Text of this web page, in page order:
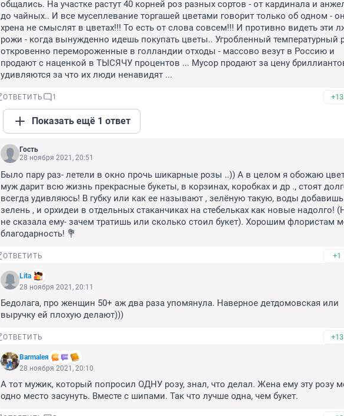
общались. На участке растут 40 корней роз разных сортов - от кардинала и
до чайных.. И все мусеплевание торгашей цветами говорит только об одном -
хрена не смыслят в цветах!!! То есть от слова совсем!!! И противно видеть эти
рожи - когда вынужденно идешь покупать цветы.. Угробленный температурный
откровенно перемороженные в голландии отходы - массово везут в Россию и
продают с наценкой в ТЫСЯЧУ процентов ... Мусор продают за цену
удивляются за что их люди ненавидят ...
ОТВЕТИТЬ 1 +13
Показать ещё 1 ответ
Гость
28 ноября 2021, 20:51
Было пару раз- летели в окно прочь шикарные розы ..)) А в целом я обожаю
муж дарит всю жизнь прекрасные букеты, в корзинах, коробках и др ., стоят
всегда удивляюсь! В губку или как ее называют , зелёную такую, воды
зелень , и орхидеи в отдельных стаканчиках на стебельках как новые надолго!
не сказала ему- зачем тратишь или сколько стоил букет). Хорошим флористам
благодарность! 💐
ОТВЕТИТЬ +1
Lita
28 ноября 2021, 20:11
Бедолага, про женщин 50+ аж два раза упомянула. Наверное детдомовская или
выручку ей плохую делают)))
ОТВЕТИТЬ +13
Barmaleя
28 ноября 2021, 20:10
А тот мужик, который попросил ОДНУ розу, знал, что делал. Жена ему эту розу
одно место засунуть. Вместе с шипами. Так что лучше одна, чем букет.